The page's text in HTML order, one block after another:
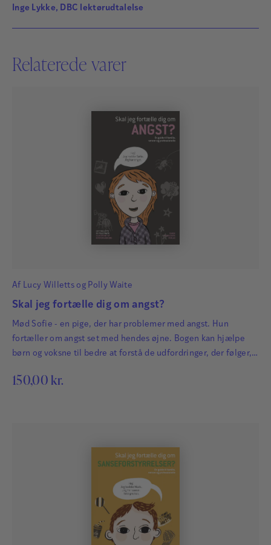
Inge Lykke, DBC lektørudtalelse
Relaterede varer
Af Lucy Willetts og Polly Waite
Skal jeg fortælle dig om angst?
Mød Sofie - en pige, der har problemer med angst. Hun
fortæller om angst set med hendes øjne. Bogen kan hjælpe
børn og voksne til bedre at forstå de udfordringer, der følger,
150,00 kr.